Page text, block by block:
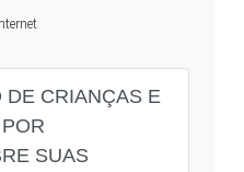
DE CRIANÇAS E
SUAS